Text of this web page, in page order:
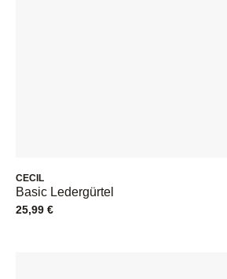
CECIL
Basic Ledergürtel
25,99 €